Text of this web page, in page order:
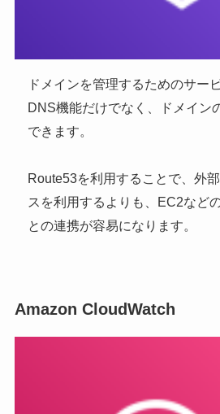
ドメインを管理するためのサー
DNS機能だけでなく、ドメイン
できます。
Route53を利用することで、外
スを利用するよりも、EC2など
との連携が容易になります。
Amazon CloudWatch